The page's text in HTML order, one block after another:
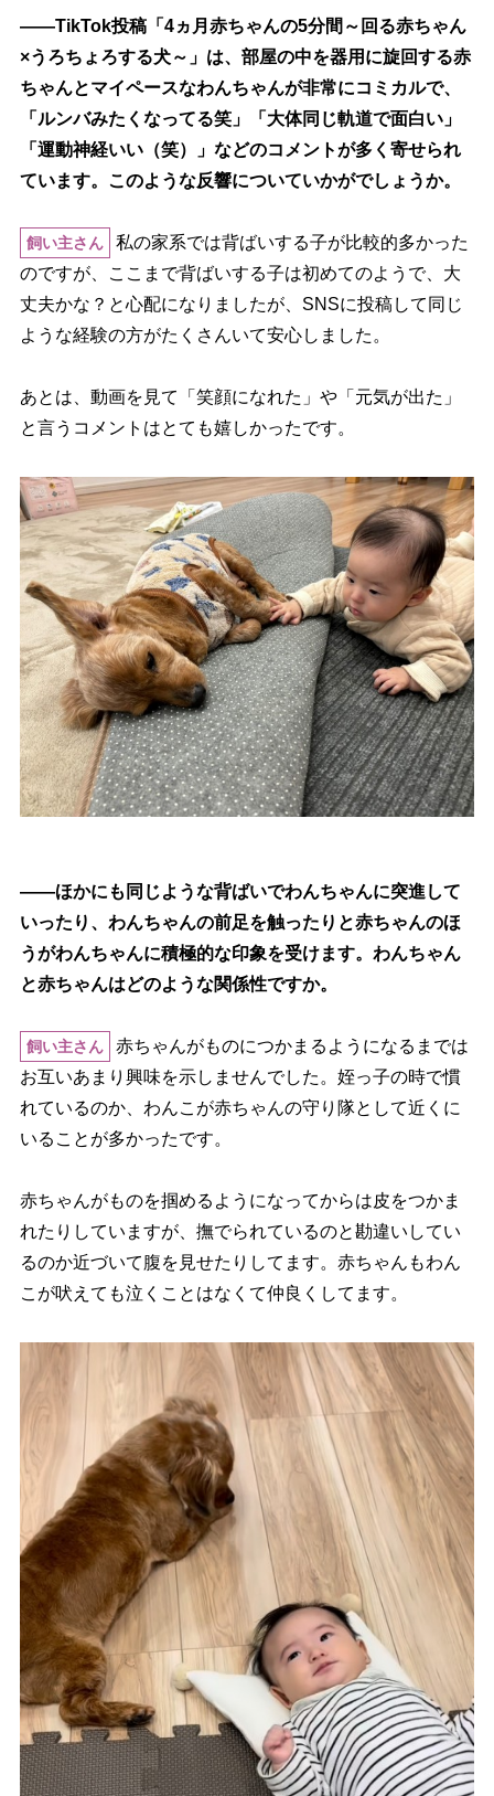
――TikTok投稿「4ヵ月赤ちゃんの5分間～回る赤ちゃん
×うろちょろする犬～」は、部屋の中を器用に旋回する赤
ちゃんとマイペースなわんちゃんが非常にコミカルで、
「ルンバみたくなってる笑」「大体同じ軌道で面白い」
「運動神経いい（笑）」などのコメントが多く寄せられ
ています。このような反響についていかがでしょうか。
飼い主さん
私の家系では背ばいする子が比較的多かった
のですが、ここまで背ばいする子は初めてのようで、大
丈夫かな？と心配になりましたが、SNSに投稿して同じ
ような経験の方がたくさんいて安心しました。
あとは、動画を見て「笑顔になれた」や「元気が出た」
と言うコメントはとても嬉しかったです。
――ほかにも同じような背ばいでわんちゃんに突進して
いったり、わんちゃんの前足を触ったりと赤ちゃんのほ
うがわんちゃんに積極的な印象を受けます。わんちゃん
と赤ちゃんはどのような関係性ですか。
飼い主さん
赤ちゃんがものにつかまるようになるまでは
お互いあまり興味を示しませんでした。姪っ子の時で慣
れているのか、わんこが赤ちゃんの守り隊として近くに
いることが多かったです。
赤ちゃんがものを掴めるようになってからは皮をつかま
れたりしていますが、撫でられているのと勘違いしてい
るのか近づいて腹を見せたりしてます。赤ちゃんもわん
こが吠えても泣くことはなくて仲良くしてます。